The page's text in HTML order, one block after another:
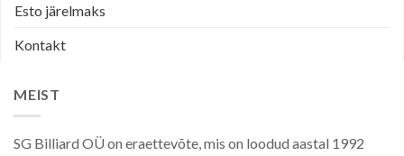
Esto järelmaks
Kontakt
MEIST
SG Billiard OÜ on eraettevõte, mis on loodud aastal 1992